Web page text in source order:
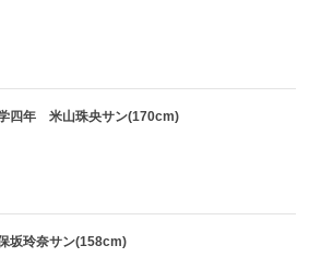
四年 米山珠央サン(170cm)
坂玲奈サン(158cm)